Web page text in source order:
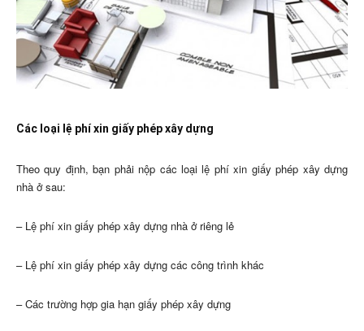
Các loại lệ phí xin giấy phép xây dựng
Theo quy định, bạn phải nộp các loại lệ phí xin giấy phép xây dựng
nhà ở sau:
– Lệ phí xin giấy phép xây dựng nhà ở riêng lẻ
– Lệ phí xin giấy phép xây dựng các công trình khác
– Các trường hợp gia hạn giấy phép xây dựng